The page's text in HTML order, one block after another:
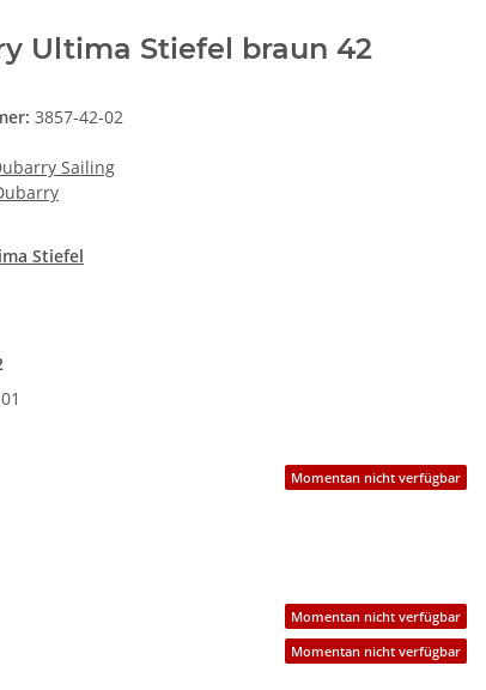
Ultima Stiefel braun 42
3857-42-02
Sailing
Stiefel
Momentan nicht verfügbar
Momentan nicht verfügbar
Momentan nicht verfügbar